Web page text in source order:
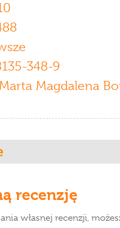
348-9
Magdalena
recenzję
własnej recenzji,